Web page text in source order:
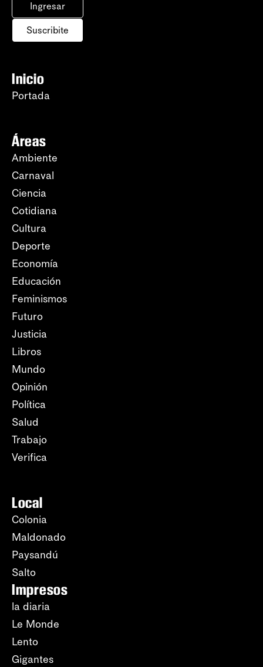
Ingresar
Suscribite
Inicio
Portada
Áreas
Ambiente
Carnaval
Ciencia
Cotidiana
Cultura
Deporte
Economía
Educación
Feminismos
Futuro
Justicia
Libros
Mundo
Opinión
Política
Salud
Trabajo
Verifica
Local
Colonia
Maldonado
Paysandú
Salto
Impresos
la diaria
Le Monde
Lento
Gigantes